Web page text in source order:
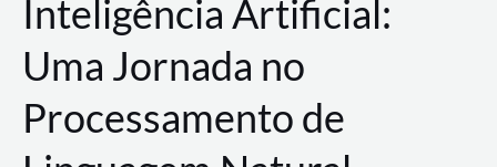
Inteligência Artificial:
Uma Jornada no
Processamento de